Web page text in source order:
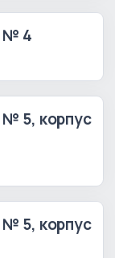
№ 4
5, корпус
5, корпус